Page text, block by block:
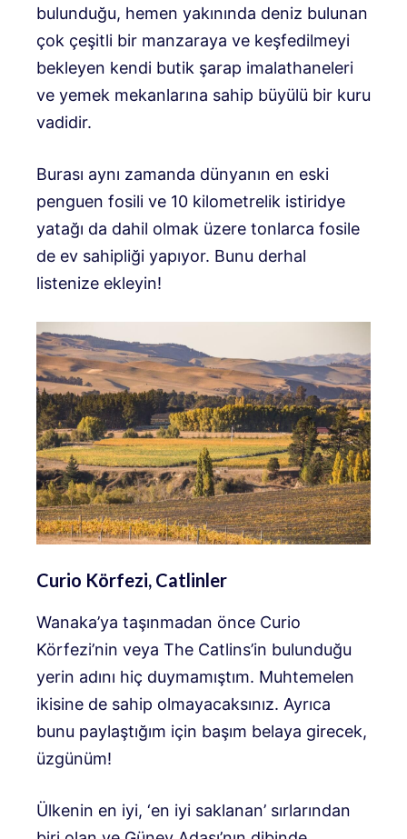
bulunduğu, hemen yakınında deniz bulunan
çok çeşitli bir manzaraya ve keşfedilmeyi
bekleyen kendi butik şarap imalathaneleri
ve yemek mekanlarına sahip büyülü bir kuru
vadidir.
Burası aynı zamanda dünyanın en eski
penguen fosili ve 10 kilometrelik istiridye
yatağı da dahil olmak üzere tonlarca fosile
de ev sahipliği yapıyor. Bunu derhal
listenize ekleyin!
Curio Körfezi, Catlinler
Wanaka’ya taşınmadan önce Curio
Körfezi’nin veya The Catlins’in bulunduğu
yerin adını hiç duymamıştım. Muhtemelen
ikisine de sahip olmayacaksınız. Ayrıca
bunu paylaştığım için başım belaya girecek,
üzgünüm!
Ülkenin en iyi, ‘en iyi saklanan’ sırlarından